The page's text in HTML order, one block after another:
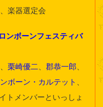
楽器選定会
ンボーンフェスティバ
栗崎優二 郡恭一郎
ボーン・カルテット
トメンバーといっしょ